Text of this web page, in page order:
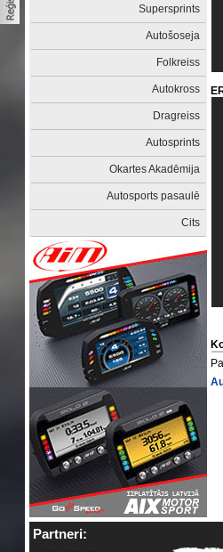
Supersprints
Autošoseja
Folkreiss
Autokross
Dragreiss
Autosprints
Okartes Akadēmija
Autosports pasaulē
Cits
Partneri: